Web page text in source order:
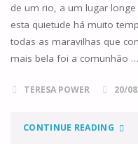
de um rio, a um lugar
esta quietude há muito
todas as maravilhas que
mais bela foi a comunhão …
TERESA POWER 20/
CONTINUE READING"A